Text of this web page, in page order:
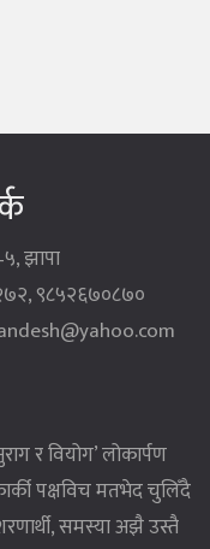
झापा
९८५२६७०८७०
र वियोग’ लोकार्पण
पक्षविच मतभेद चुलिँदै
समस्या अझै उस्तै